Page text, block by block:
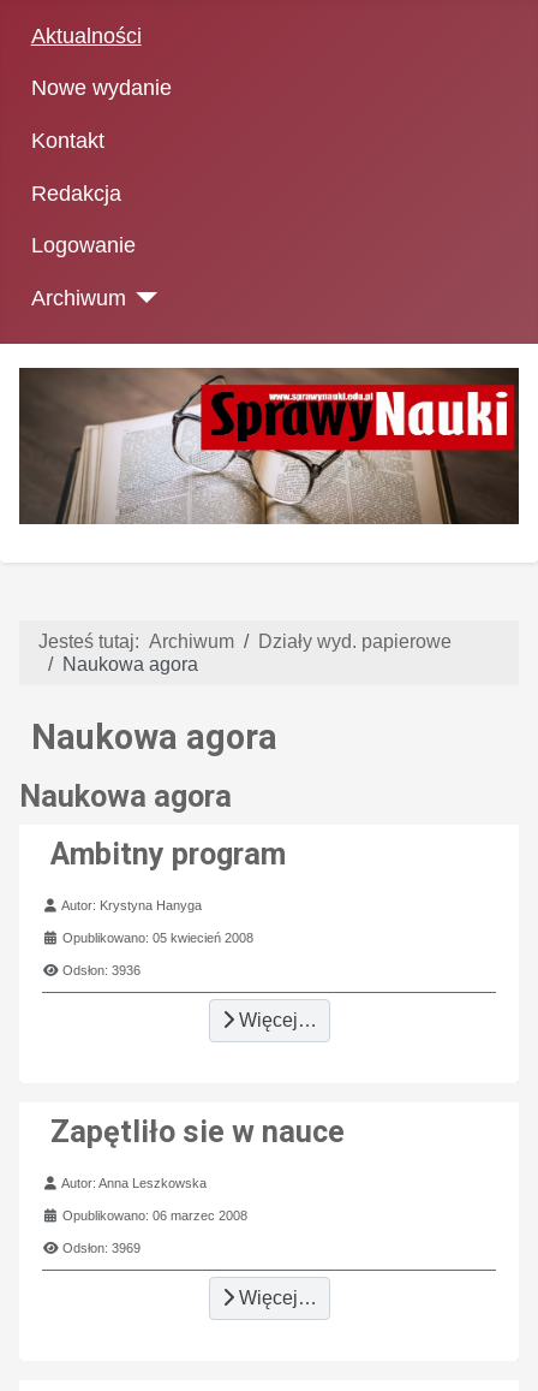
Aktualności
Nowe wydanie
Kontakt
Redakcja
Logowanie
Archiwum
Jesteś tutaj: Archiwum
Działy wyd. papierowe
Naukowa agora
Naukowa agora
Naukowa agora
Ambitny program
Szczegóły
Autor: Krystyna Hanyga
Opublikowano: 05 kwiecień 2008
Odsłon: 3936
Więcej…
Zapętliło sie w nauce
Szczegóły
Autor:Anna Leszkowska
Opublikowano: 06 marzec 2008
Odsłon: 3969
Więcej…